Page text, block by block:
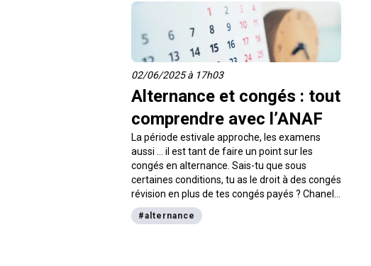
02/06/2025 à 17h03
Alternance et congés : tout
comprendre avec l’ANAF
La période estivale approche, les examens
aussi … il est tant de faire un point sur les
congés en alternance. Sais-tu que sous
certaines conditions, tu as le droit à des congés
révision en plus de tes congés payés ? Chanel
Poupeau, chargée de mission pédagogique à
l’ANAF, Association des Apprentis de France,
#alternance